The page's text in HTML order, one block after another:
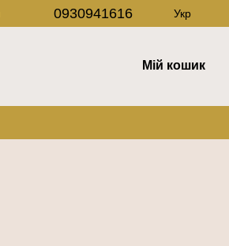
0930941616 Укр
Мій кошик